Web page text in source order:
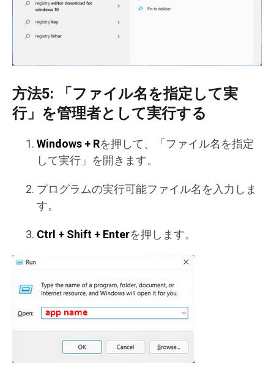
方法5: 「ファイル名を指定して実
行」を管理者として実行する
Windows + Rを押して、「ファイル名を指定
して実行」を開きます。
プログラムの実行可能ファイル名を入力しま
す。
Ctrl + Shift + Enterを押します。